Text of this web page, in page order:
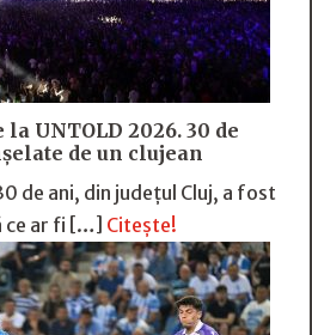
UNTOLD 2026. 30 de
de un clujean
de ani, din județul Cluj, a fost
ce ar fi […] Citește!